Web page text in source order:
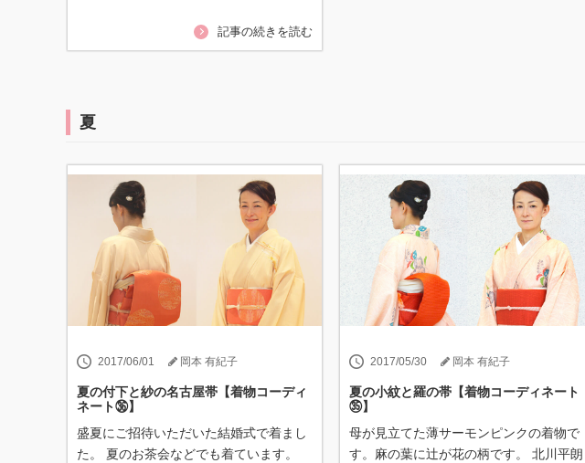
記事の続きを読む
夏
2017/06/01 岡本 有紀子
夏の付下と紗の名古屋帯【着物コーディ
ネート㊱】
盛夏にご招待いただいた結婚式で着まし
た。 夏のお茶会などでも着ています。
2017/05/30 岡本 有紀子
夏の小紋と羅の帯【着物コーディネート
㉟】
母が見立てた薄サーモンピンクの着物で
す。麻の葉に辻が花の柄です。 北川平朗